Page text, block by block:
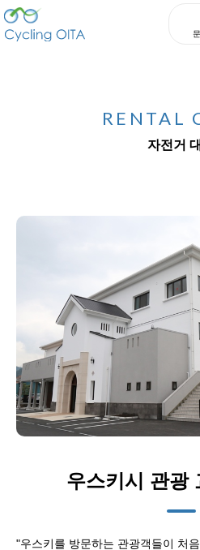
RENTAL
자전거
우스키시 관광
"우스키를 방문하는 관광객들이 처